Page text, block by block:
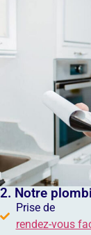
2. Notre
Prise de
rendez-vous